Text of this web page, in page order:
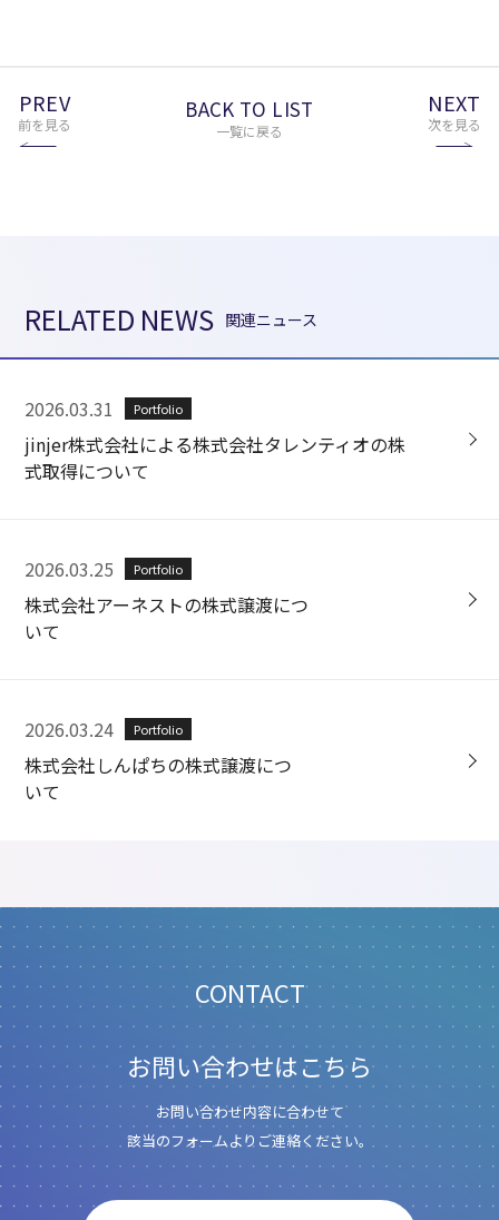
PREV
前を見る
BACK TO LIST
一覧に戻る
NEXT
次を見る
RELATED NEWS 関連ニュース
2026.03.31 Portfolio
jinjer株式会社による株式会社タレンティオの株
式取得について
2026.03.25 Portfolio
株式会社アーネストの株式譲渡につ
いて
2026.03.24 Portfolio
株式会社しんぱちの株式譲渡につ
いて
CONTACT
お問い合わせはこちら
お問い合わせ内容に合わせて
該当のフォームよりご連絡ください。